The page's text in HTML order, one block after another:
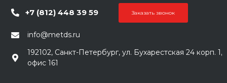
+7 (812) 448 39 59 Заказать звонок
info@metds.ru
192102, Санкт-Петербург, ул. Бухарестская 24 корп. 1,
офис 161